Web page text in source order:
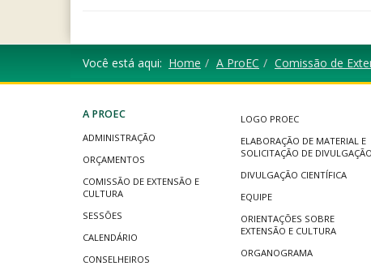
Você está aqui: Home A ProEC Comissão de
A PROEC
ADMINISTRAÇÃO
ORÇAMENTOS
COMISSÃO DE EXTENSÃO E
CULTURA
SESSÕES
CALENDÁRIO
CONSELHEIROS
LOGO PROEC
ELABORAÇÃO DE MATERIAL E
SOLICITAÇÃO DE DIVULGAÇÃO
DIVULGAÇÃO CIENTÍFICA
EQUIPE
ORIENTAÇÕES SOBRE
EXTENSÃO E CULTURA
ORGANOGRAMA